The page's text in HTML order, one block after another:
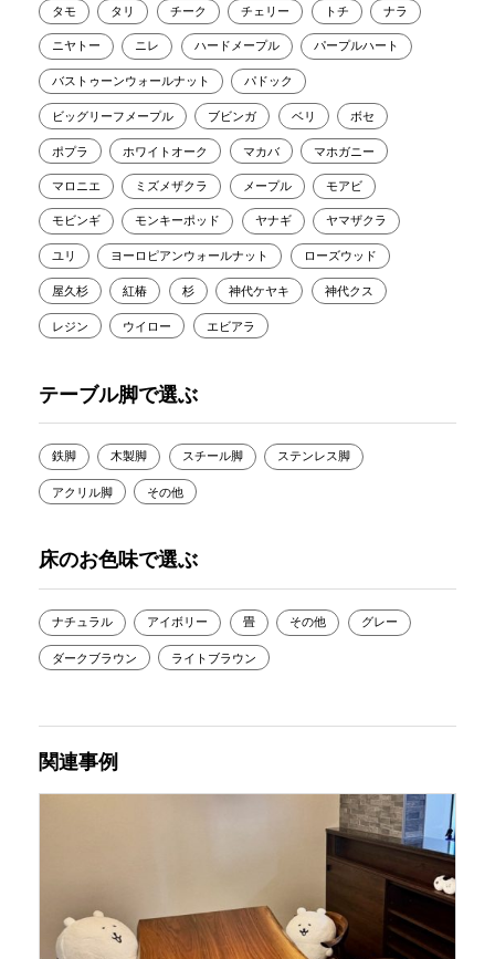
タモ タリ チーク チェリー トチ ナラ
ニヤトー ニレ ハードメープル パープルハート
バストゥーンウォールナット パドック
ビッグリーフメープル ブビンガ ベリ ボセ
ポプラ ホワイトオーク マカバ マホガニー
マロニエ ミズメザクラ メープル モアビ
モビンギ モンキーポッド ヤナギ ヤマザクラ
ユリ ヨーロピアンウォールナット ローズウッド
屋久杉 紅椿 杉 神代ケヤキ 神代クス
レジン ウイロー エビアラ
テーブル脚で選ぶ
鉄脚 木製脚 スチール脚 ステンレス脚
アクリル脚 その他
床のお色味で選ぶ
ナチュラル アイボリー 畳 その他 グレー
ダークブラウン ライトブラウン
関連事例